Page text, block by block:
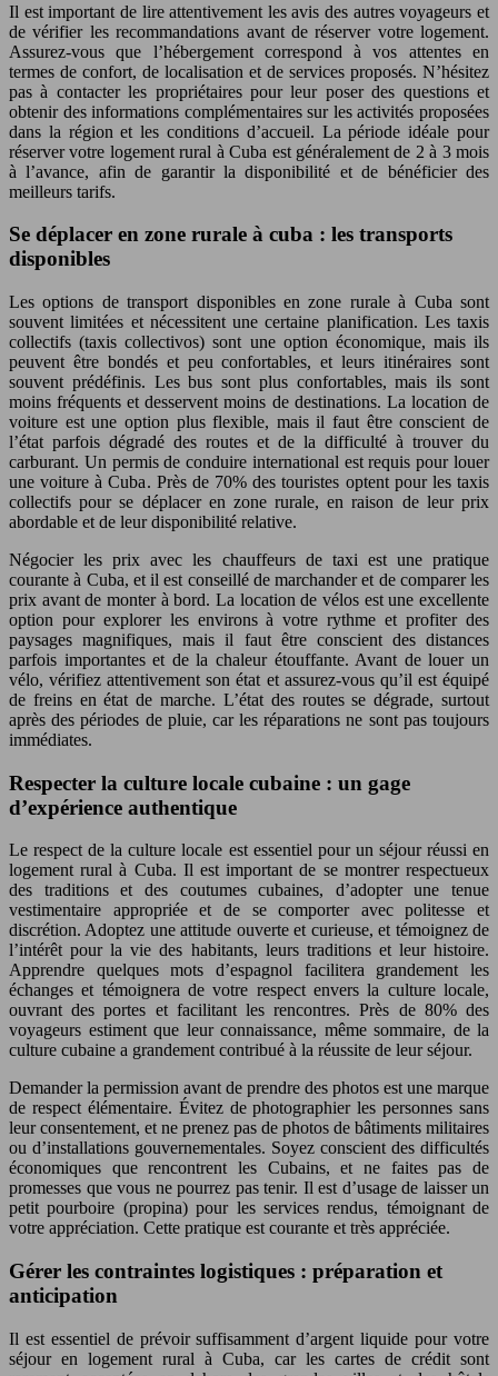
Il est important de lire attentivement les avis des autres voyageurs et
de vérifier les recommandations avant de réserver votre logement.
Assurez-vous que l’hébergement correspond à vos attentes en
termes de confort, de localisation et de services proposés. N’hésitez
pas à contacter les propriétaires pour leur poser des questions et
obtenir des informations complémentaires sur les activités proposées
dans la région et les conditions d’accueil. La période idéale pour
réserver votre logement rural à Cuba est généralement de 2 à 3 mois
à l’avance, afin de garantir la disponibilité et de bénéficier des
meilleurs tarifs.
Se déplacer en zone rurale à cuba : les transports
disponibles
Les options de transport disponibles en zone rurale à Cuba sont
souvent limitées et nécessitent une certaine planification. Les taxis
collectifs (taxis collectivos) sont une option économique, mais ils
peuvent être bondés et peu confortables, et leurs itinéraires sont
souvent prédéfinis. Les bus sont plus confortables, mais ils sont
moins fréquents et desservent moins de destinations. La location de
voiture est une option plus flexible, mais il faut être conscient de
l’état parfois dégradé des routes et de la difficulté à trouver du
carburant. Un permis de conduire international est requis pour louer
une voiture à Cuba. Près de 70% des touristes optent pour les taxis
collectifs pour se déplacer en zone rurale, en raison de leur prix
abordable et de leur disponibilité relative.
Négocier les prix avec les chauffeurs de taxi est une pratique
courante à Cuba, et il est conseillé de marchander et de comparer les
prix avant de monter à bord. La location de vélos est une excellente
option pour explorer les environs à votre rythme et profiter des
paysages magnifiques, mais il faut être conscient des distances
parfois importantes et de la chaleur étouffante. Avant de louer un
vélo, vérifiez attentivement son état et assurez-vous qu’il est équipé
de freins en état de marche. L’état des routes se dégrade, surtout
après des périodes de pluie, car les réparations ne sont pas toujours
immédiates.
Respecter la culture locale cubaine : un gage
d’expérience authentique
Le respect de la culture locale est essentiel pour un séjour réussi en
logement rural à Cuba. Il est important de se montrer respectueux
des traditions et des coutumes cubaines, d’adopter une tenue
vestimentaire appropriée et de se comporter avec politesse et
discrétion. Adoptez une attitude ouverte et curieuse, et témoignez de
l’intérêt pour la vie des habitants, leurs traditions et leur histoire.
Apprendre quelques mots d’espagnol facilitera grandement les
échanges et témoignera de votre respect envers la culture locale,
ouvrant des portes et facilitant les rencontres. Près de 80% des
voyageurs estiment que leur connaissance, même sommaire, de la
culture cubaine a grandement contribué à la réussite de leur séjour.
Demander la permission avant de prendre des photos est une marque
de respect élémentaire. Évitez de photographier les personnes sans
leur consentement, et ne prenez pas de photos de bâtiments militaires
ou d’installations gouvernementales. Soyez conscient des difficultés
économiques que rencontrent les Cubains, et ne faites pas de
promesses que vous ne pourrez pas tenir. Il est d’usage de laisser un
petit pourboire (propina) pour les services rendus, témoignant de
votre appréciation. Cette pratique est courante et très appréciée.
Gérer les contraintes logistiques : préparation et
anticipation
Il est essentiel de prévoir suffisamment d’argent liquide pour votre
séjour en logement rural à Cuba, car les cartes de crédit sont